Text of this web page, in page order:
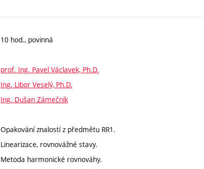
10 hod., povinná
prof. Ing. Pavel Václavek, Ph.D.
Ing. Libor Veselý, Ph.D.
Ing. Dušan Zámečník
Opakování znalostí z předmětu RR1.
Linearizace, rovnovážné stavy.
Metoda harmonické rovnováhy.